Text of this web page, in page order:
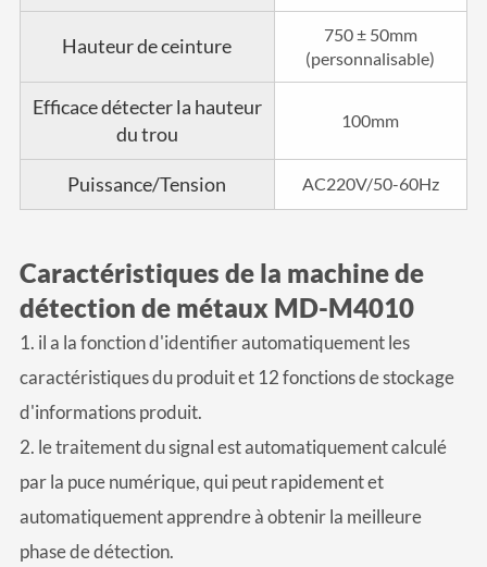
Hauteur de ceinture
750 ± 50mm
(personnalisable)
Efficace détecter la hauteur
du trou
100mm
Puissance/Tension AC220V/50-60Hz
Caractéristiques de la machine de
détection de métaux MD-M4010
1. il a la fonction d'identifier automatiquement les
caractéristiques du produit et 12 fonctions de stockage
d'informations produit.
2. le traitement du signal est automatiquement calculé
par la puce numérique, qui peut rapidement et
automatiquement apprendre à obtenir la meilleure
phase de détection.